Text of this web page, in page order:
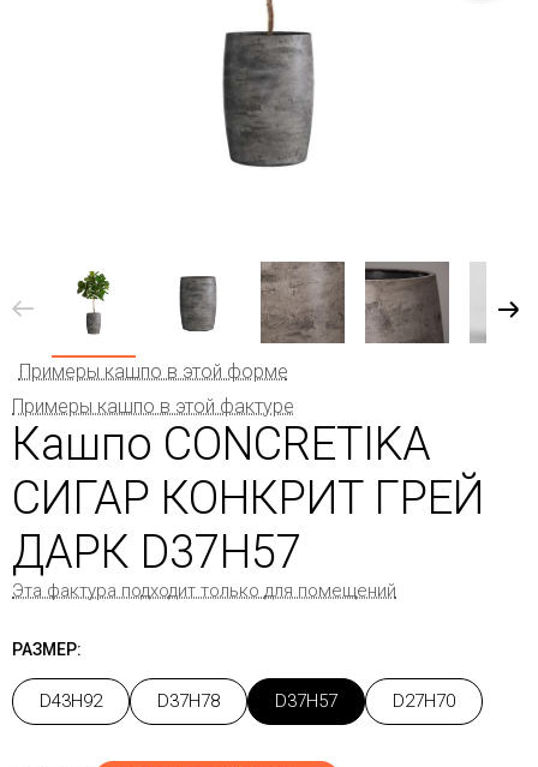
Примеры кашпо в этой форме
Примеры кашпо в этой фактуре
Кашпо CONCRETIKA
СИГАР КОНКРИТ ГРЕЙ
ДАРК D37H57
Эта фактура подходит только для помещений
РАЗМЕР:
D43H92 D37H78 D37H57 D27H70